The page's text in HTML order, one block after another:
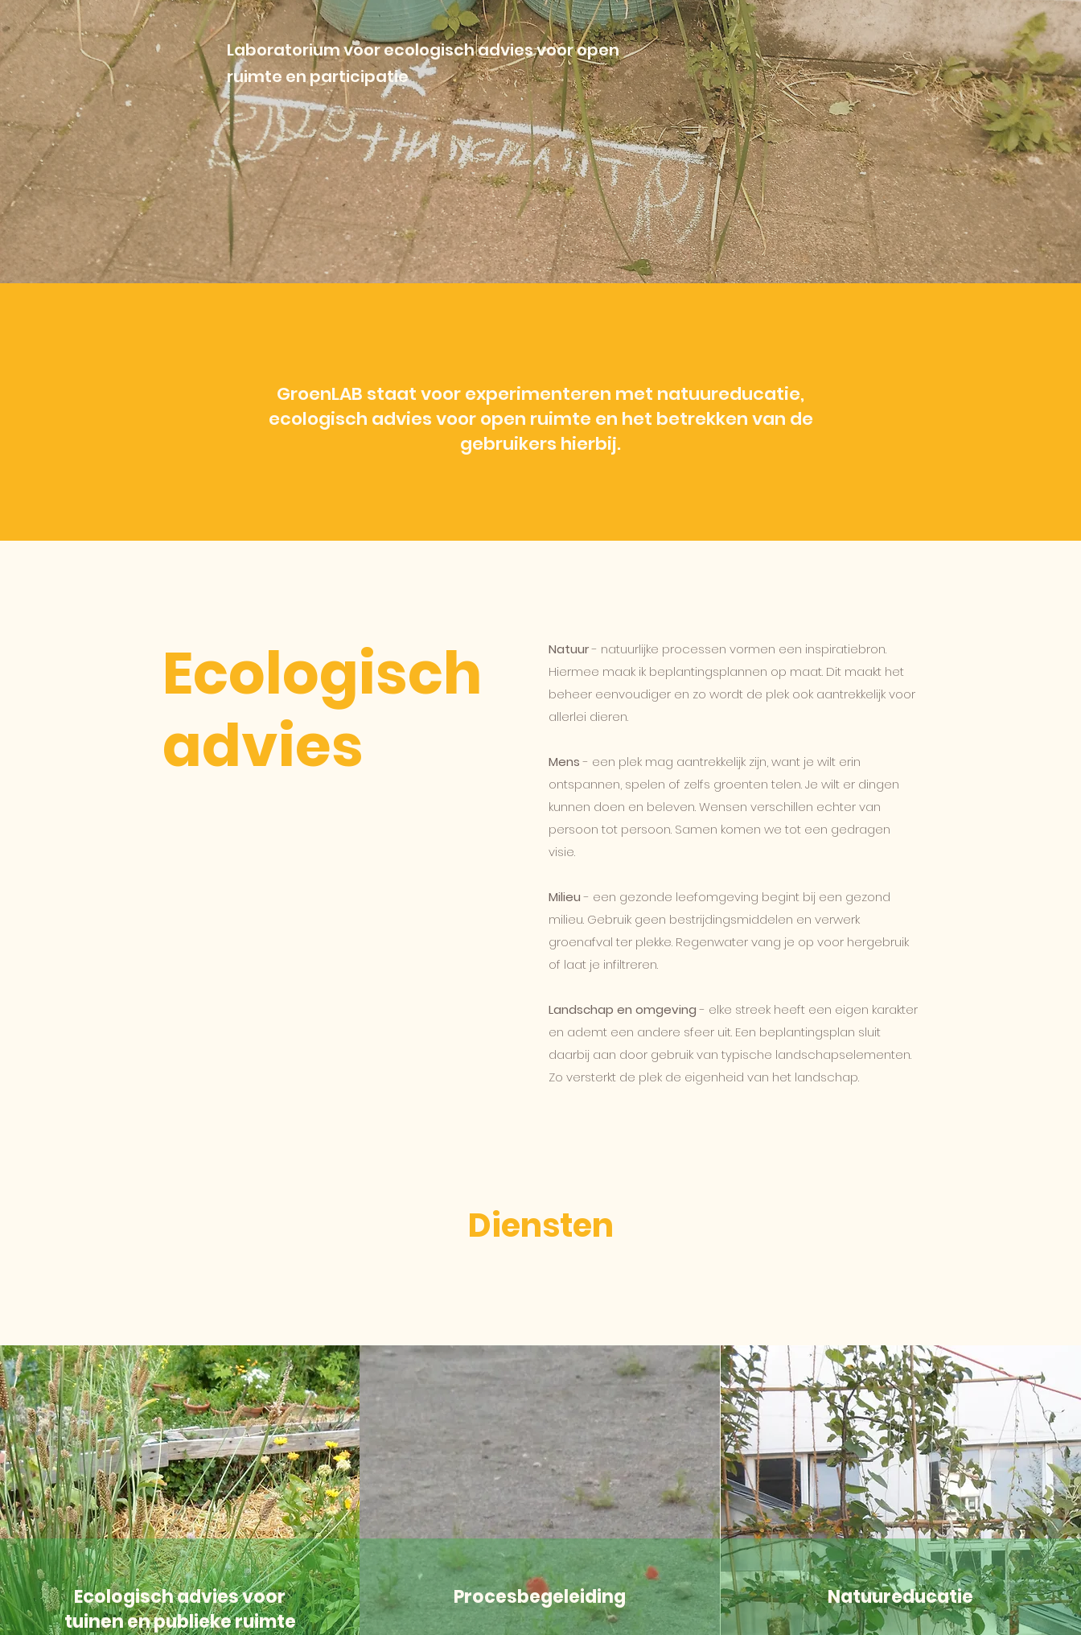
Laboratorium voor ecologisch advies voor open
ruimte en participatie
GroenLAB staat voor experimenteren met natuureducatie,
ecologisch advies voor open ruimte en het betrekken van de
gebruikers hierbij.
Ecologisch
advies
Natuur- natuurlijke processen vormen een inspiratiebron.
Hiermee maak ik beplantingsplannen op maat. Dit maakt het
beheer eenvoudiger en zo wordt de plek ook aantrekkelijk voor
allerlei dieren.
Mens- een plek mag aantrekkelijk zijn, want je wilt erin
ontspannen, spelen of zelfs groenten telen. Je wilt er dingen
kunnen doen en beleven. Wensen verschillen echter van
persoon tot persoon. Samen komen we tot een gedragen
visie.
Milieu- een gezonde leefomgeving begint bij een gezond
milieu. Gebruik geen bestrijdingsmiddelen en verwerk
groenafval ter plekke. Regenwater vang je op voor hergebruik
of laat je infiltreren.
Landschap en omgeving- elke streek heeft een eigen karakter
en ademt een andere sfeer uit. Een beplantingsplan sluit
daarbij aan door gebruik van typische landschapselementen.
Zo versterkt de plek de eigenheid van het landschap.
Diensten
Ecologisch advies voor
tuinen en publieke ruimte
Procesbegeleiding Natuureducatie